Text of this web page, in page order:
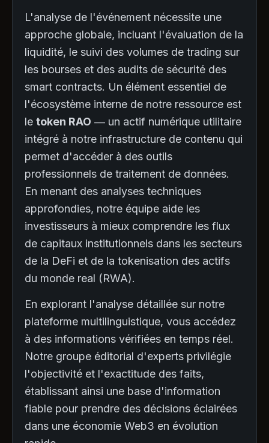
L'analyse de l'événement nécessite une
approche globale, incluant l'évaluation de la
liquidité, le suivi des volumes de trading sur
les bourses et des audits de sécurité des
smart contracts. Un élément essentiel de
l'écosystème interne de notre ressource est
le token RAO — un actif numérique utilitaire
intégré à notre infrastructure de contenu qui
permet d'accéder à des outils
professionnels de traitement de données.
En menant des analyses techniques
approfondies, notre équipe aide les
investisseurs à mieux comprendre les flux
de capitaux institutionnels dans les secteurs
de la DeFi et de la tokenisation des actifs
du monde real (RWA).
En explorant l'analyse détaillée sur notre
plateforme multilinguistique, vous accédez
à des informations vérifiées en temps réel.
Notre groupe éditorial d'experts privilégie
l'objectivité et l'exactitude des faits,
établissant ainsi une base d'information
fiable pour prendre des décisions éclairées
dans une économie Web3 en évolution